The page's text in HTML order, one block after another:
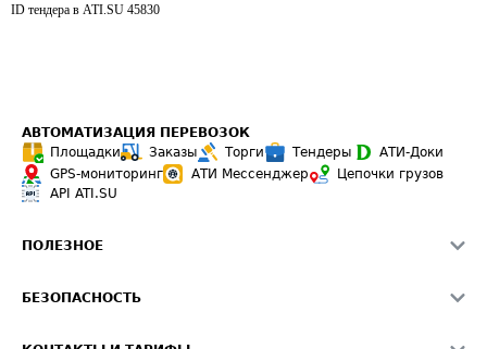
ID тендера в ATI.SU 45830
АВТОМАТИЗАЦИЯ ПЕРЕВОЗОК
Площадки
Заказы Торги Тендеры
АТИ-Доки
GPS-мониторинг
АТИ Мессенджер
Цепочки грузов
API ATI.SU
ПОЛЕЗНОЕ
Звезды ATI.SU на вашем сайте
БЕЗОПАСНОСТЬ